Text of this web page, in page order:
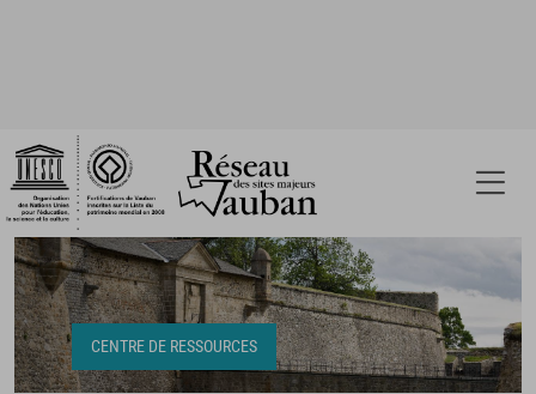
Fil d'Ariane
CENTRE DE RESSOURCES